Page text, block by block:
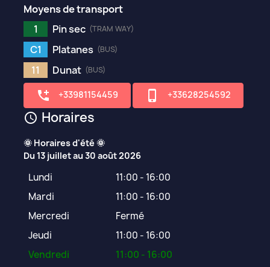
Moyens de transport
1
Pin sec (TRAM WAY)
C1 Platanes (BUS)
11 Dunat (BUS)
add_ic_call +33981154459 phone_iphone +33628254592
schedule Horaires
🌞 Horaires d'été 🌞
Du 13 juillet au 30 août 2026
Lundi
11:00 - 16:00
Mardi
11:00 - 16:00
Mercredi
Fermé
Jeudi
11:00 - 16:00
Vendredi
11:00 - 16:00